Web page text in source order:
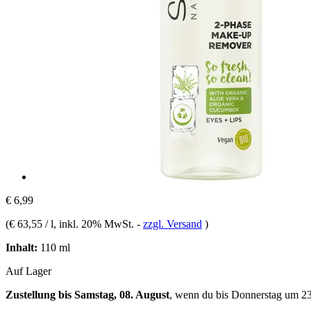
€ 6,99
(€ 63,55 / l, inkl. 20% MwSt. - zzgl. Versand )
Inhalt: 110 ml
Auf Lager
Zustellung bis Samstag, 08. August, wenn du bis Donnerstag um